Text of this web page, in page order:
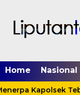
Home Nasional
Kapolsek